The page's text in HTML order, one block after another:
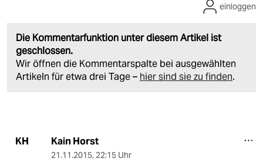
Die Kommentarfunktion unter diesem Artikel ist
geschlossen.
Wir öffnen die Kommentarspalte bei ausgewählten
Artikeln für etwa drei Tage – hier sind sie zu finden.
einloggen
KH Kain Horst
21.11.2015, 22:15 Uhr